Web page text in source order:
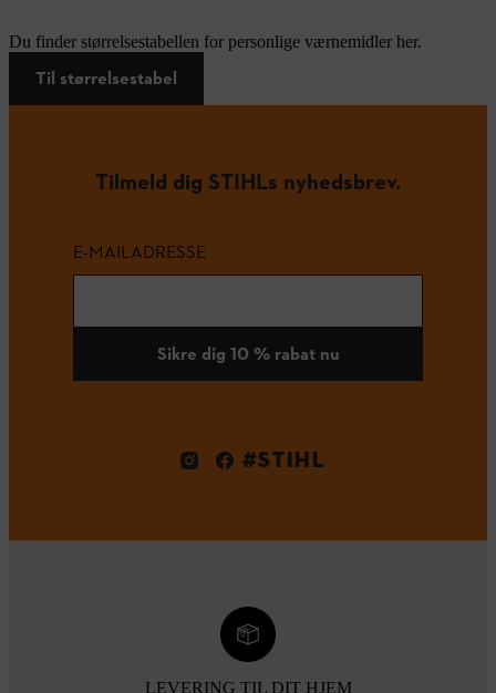
Du finder størrelsestabellen for personlige værnemidler her.
Til størrelsestabel
Tilmeld dig STIHLs nyhedsbrev.
E-MAILADRESSE
Sikre dig 10 % rabat nu
#STIHL
LEVERING TIL DIT HJEM